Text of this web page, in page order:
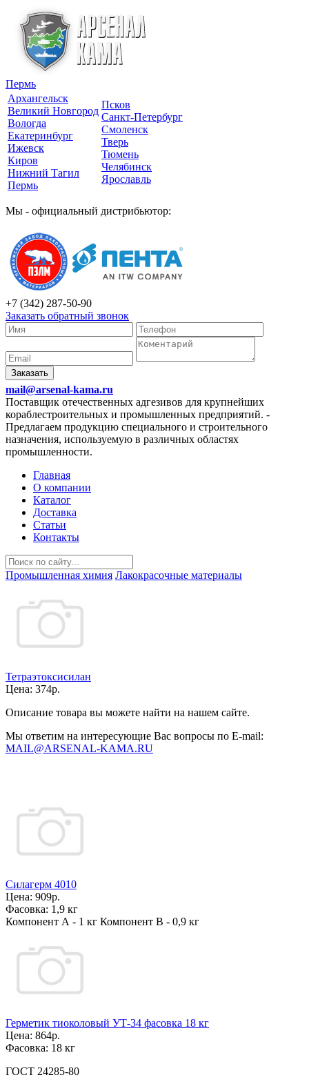
Пермь
Архангельск
Великий Новгород
Вологда
Екатеринбург
Ижевск
Киров
Нижний Тагил
Пермь
Псков
Санкт-Петербург
Смоленск
Тверь
Тюмень
Челябинск
Ярославль
Мы - официальный дистрибьютор:
+7 (342) 287-50-90
Заказать обратный звонок
Заказать
mail@arsenal-kama.ru
Поставщик отечественных адгезивов для крупнейших
кораблестроительных и промышленных предприятий. -
Предлагаем продукцию специального и строительного
назначения, используемую в различных областях
промышленности.
Главная
О компании
Каталог
Доставка
Статьи
Контакты
Промышленная химия Лакокрасочные материалы
Тетраэтоксисилан
Цена: 374р.
Описание товара вы можете найти на нашем сайте.
Мы ответим на интересующие Вас вопросы по E-mail:
MAIL@ARSENAL-KAMA.RU
Силагерм 4010
Цена: 909р.
Фасовка: 1,9 кг
Компонент А - 1 кг Компонент В - 0,9 кг
Герметик тиоколовый УТ-34 фасовка 18 кг
Цена: 864р.
Фасовка: 18 кг
ГОСТ 24285-80